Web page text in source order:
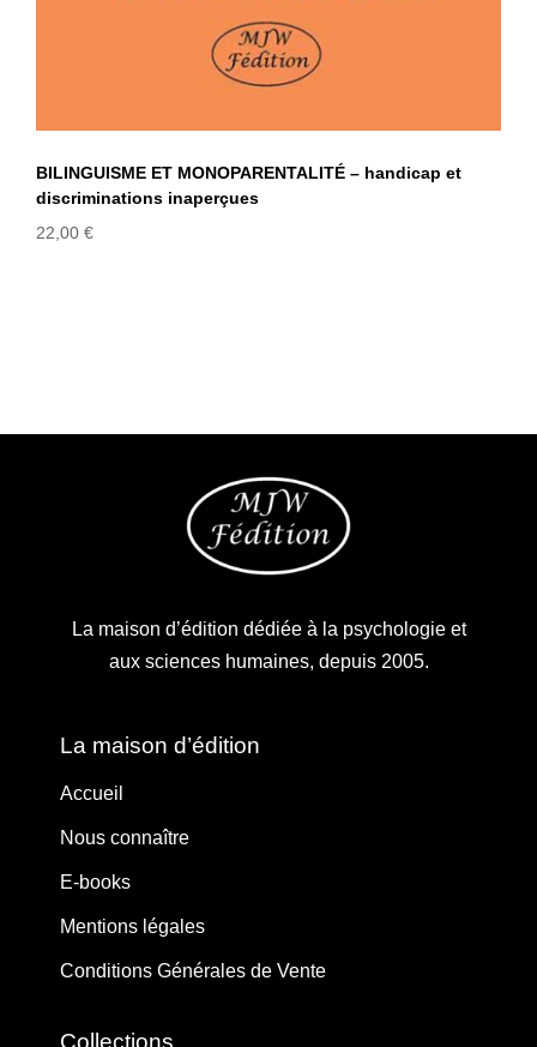
BILINGUISME ET MONOPARENTALITÉ – handicap et
discriminations inaperçues
22,00 €
La maison d’édition dédiée à la psychologie et
aux sciences humaines, depuis 2005.
La maison d’édition
Accueil
Nous connaître
E-books
Mentions légales
Conditions Générales de Vente
Collections